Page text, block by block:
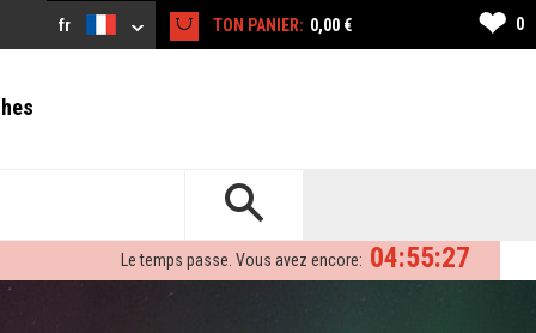
fr TON PANIER: 0,00 € ❤ 0
04:55:26
Le temps passe. Vous avez encore: